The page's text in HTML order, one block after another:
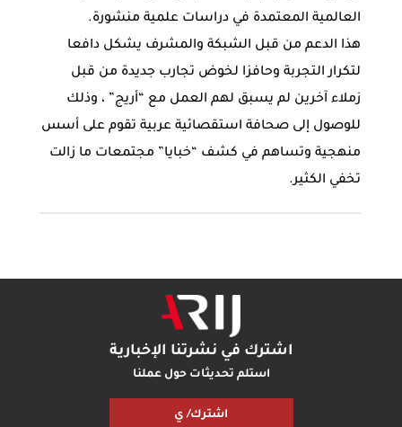
العالمية المعتمدة في دراسات علمية منشورة.
هذا الدعم من قبل الشبكة والمشرف يشكل دافعا
لتكرار التجربة وحافزا لخوض تجارب جديدة من قبل
زملاء آخرين لم يسبق لهم العمل مع “أريج” ، وذلك
للوصول إلى صحافة استقصائية عربية تقوم على أسس
منهجية وتساهم في كشف “خبايا” مجتمعات ما زالت
تخفي الكثير.
اشترك في نشرتنا الإخبارية
استلم تحديثات حول عملنا
اشترك/ ي